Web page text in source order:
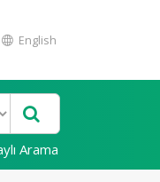
English
Arama